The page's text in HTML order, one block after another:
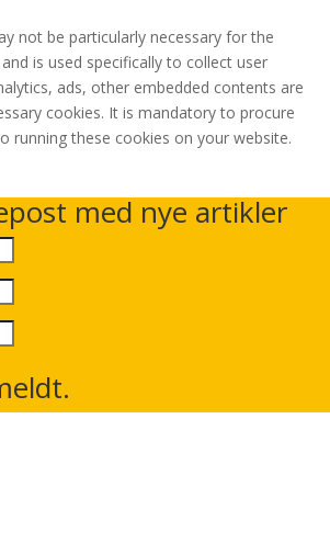
not be particularly necessary for the
is used specifically to collect user
ads, other embedded contents are
cookies. It is mandatory to procure
running these cookies on your website.
med nye artikler